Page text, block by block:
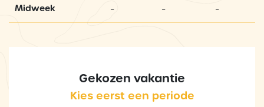
Midweek - - -
Gekozen vakantie
Kies eerst een periode